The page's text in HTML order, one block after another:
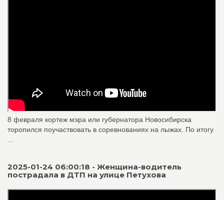
8 февраля кортеж мэра или губернатора Новосибирска
торопился поучаствовать в соревнованиях на лыжах. По итогу
2025-01-24 06:00:18 - Женщина-водитель
пострадала в ДТП на улице Петухова